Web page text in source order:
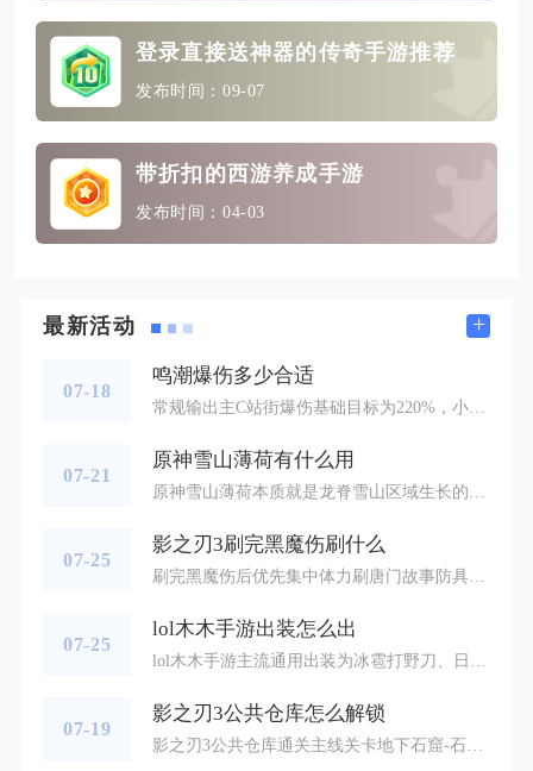
登录直接送神器的传奇手游推荐
发布时间：09-07
带折扣的西游养成手游
发布时间：04-03
最新活动 +
07-18
鸣潮爆伤多少合适
07-21
原神雪山薄荷有什么用
07-25
影之刃3刷完黑魔伤刷什么
07-25
lol木木手游出装怎么出
07-19
影之刃3公共仓库怎么解锁